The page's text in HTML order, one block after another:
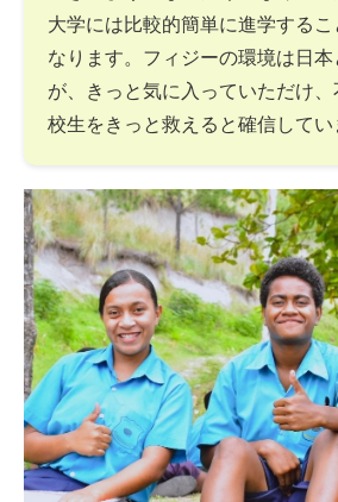
大学には比較的簡単に進学する
なります。フィジーの環境は日
が、きっと気に入っていただけ
校生をきっと救えると確信してい